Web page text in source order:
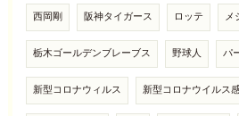
西岡剛 阪神タイガース ロッテ メ
栃木ゴールデンブレーブス 野球人 パ
新型コロナウィルス 新型コロナウイルス